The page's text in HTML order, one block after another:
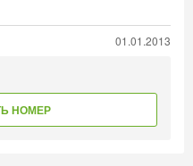
01.01.2013
НОМЕР